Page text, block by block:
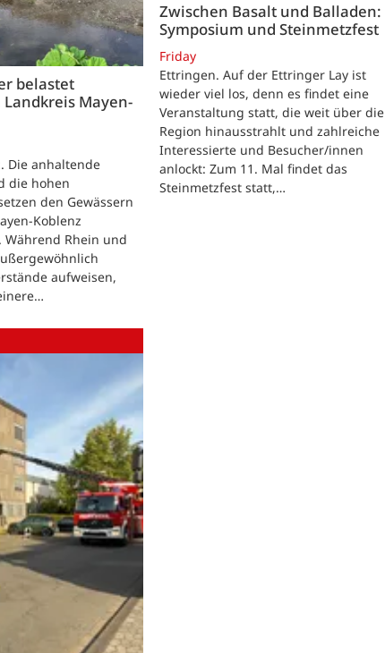
belastet
Landkreis Mayen-
Die anhaltende
die hohen
den Gewässern
Koblenz
Rhein und
aufweisen,
Zwischen Basalt und Balladen:
Symposium und Steinmetzfest
Friday
Ettringen. Auf der Ettringer Lay ist
wieder viel los, denn es findet eine
Veranstaltung statt, die weit über die
Region hinausstrahlt und zahlreiche
Interessierte und Besucher/innen
anlockt: Zum 11. Mal findet das
Steinmetzfest statt,…